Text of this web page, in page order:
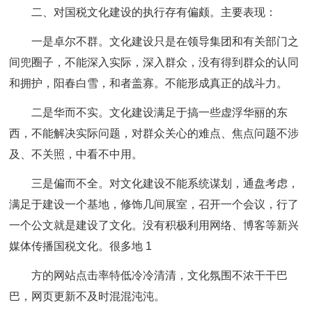
二、对国税文化建设的执行存有偏颇。主要表现：
一是卓尔不群。文化建设只是在领导集团和有关部门之
间兜圈子，不能深入实际，深入群众，没有得到群众的认同
和拥护，阳春白雪，和者盖寡。不能形成真正的战斗力。
二是华而不实。文化建设满足于搞一些虚浮华丽的东
西，不能解决实际问题，对群众关心的难点、焦点问题不涉
及、不关照，中看不中用。
三是偏而不全。对文化建设不能系统谋划，通盘考虑，
满足于建设一个基地，修饰几间展室，召开一个会议，行了
一个公文就是建设了文化。没有积极利用网络、博客等新兴
媒体传播国税文化。很多地 1
方的网站点击率特低冷冷清清，文化氛围不浓干干巴
巴，网页更新不及时混混沌沌。